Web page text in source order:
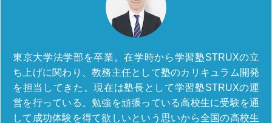
東京大学法学部を卒業。在学時から学習塾STRUXの立
ち上げに関わり、教務主任として塾のカリキュラム開発
を担当してきた。現在は塾長として学習塾STRUXの運
営を行っている。勉強を頑張っている高校生に受験を通
して成功体験を得て欲しいという思いから全国の高校生